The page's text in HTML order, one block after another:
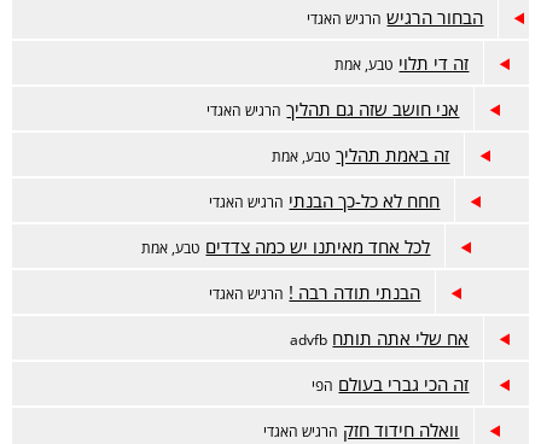
הבחור הרגיש הרגיש האגדי
זה די תלוי טבע, אמת
אני חושב שזה גם תהליך הרגיש האגדי
זה באמת תהליך טבע, אמת
חחח לא כל-כך הבנתי הרגיש האגדי
לכל אחד מאיתנו יש כמה צדדים טבע, אמת
הבנתי תודה רבה ! הרגיש האגדי
אח שלי אתה תותח advfb
זה הכי גברי בעולם הפי
וואלה חידוד חזק הרגיש האגדי